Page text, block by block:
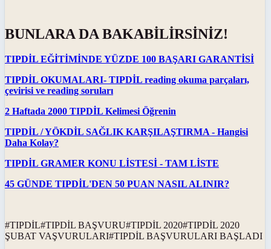
BUNLARA DA BAKABİLİRSİNİZ!
TIPDİL EĞİTİMİNDE YÜZDE 100 BAŞARI GARANTİSİ
TIPDİL OKUMALARI- TIPDİL reading okuma parçaları,
çevirisi ve reading soruları
2 Haftada 2000 TIPDİL Kelimesi Öğrenin
TIPDİL / YÖKDİL SAĞLIK KARŞILAŞTIRMA - Hangisi
Daha Kolay?
TIPDİL GRAMER KONU LİSTESİ - TAM LİSTE
45 GÜNDE TIPDİL'DEN 50 PUAN NASIL ALINIR?
#TIPDİL#TIPDİL BAŞVURU#TIPDİL 2020#TIPDİL 2020
ŞUBAT VAŞVURULARI#TIPDİL BAŞVURULARI BAŞLADI